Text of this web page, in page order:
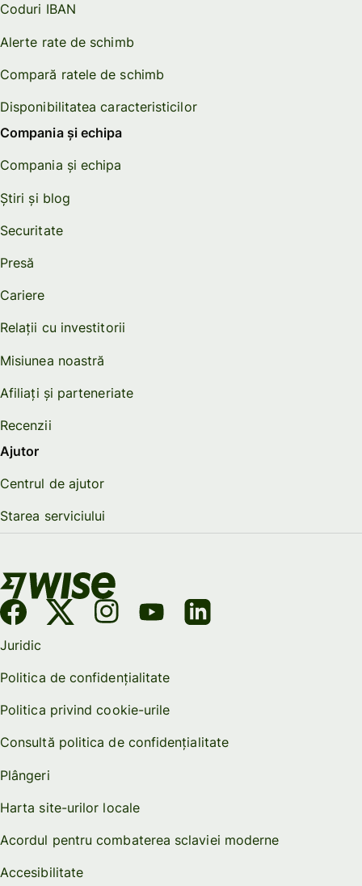
Coduri IBAN
Alerte rate de schimb
Compară ratele de schimb
Disponibilitatea caracteristicilor
Compania și echipa
Compania și echipa
Știri și blog
Securitate
Presă
Cariere
Relații cu investitorii
Misiunea noastră
Afiliați și parteneriate
Recenzii
Ajutor
Centrul de ajutor
Starea serviciului
Juridic
Politica de confidențialitate
Politica privind cookie-urile
Consultă politica de confidențialitate
Plângeri
Harta site-urilor locale
Acordul pentru combaterea sclaviei moderne
Accesibilitate